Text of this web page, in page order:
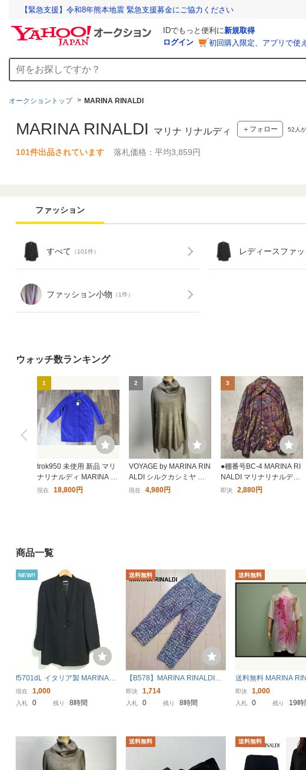
【緊急支援】令和8年熊本地震 緊急支援募金にご協力ください
IDでもっと便利に新規取得
ログイン
初回購入限定、アプリで使
オークショントップ MARINA RINALDI
MARINA RINALDI マリナ リナルディ ＋フォロー 52 人
101件出品されています 落札価格：平均3,859円
ファッション
すべて （101件） レディースファ
ファッション小物 （1件）
ウォッチ数ランキング
1
trok950 未使用 新品 マリ
ナリナルディ MARINA RI
NALDI PAROLUD コート
現在 18,800円
2
VOYAGE by MARINA RIN
ALDI シルクカシミヤ シ
ルクニット カシミヤニッ
現在 4,980円
3
●棚番号BC-4 MARINA RI
NALDI マリナリナルディ
17 イタリア製 ペイズリー
即決 2,880円
商品一覧
NEW!!
f5701dL イタリア製 MARINA R
INALDI（マリナリナルディ）
サイズ13(XL位) テーラードジ
現在 1,000
入札 0 残り 8時間
送料無料
【B578】MARINA RINALDI
マリナリナルディ テーパード
パンツ ズボン 総柄 九分
即決 1,714
入札 0 残り 8時間
送料無料
送料無料 MARINA
ングブラウス・21/難
リナリナルディ/大き
即決 1,000
入札 0 残り 19時
送料無料 送料無料